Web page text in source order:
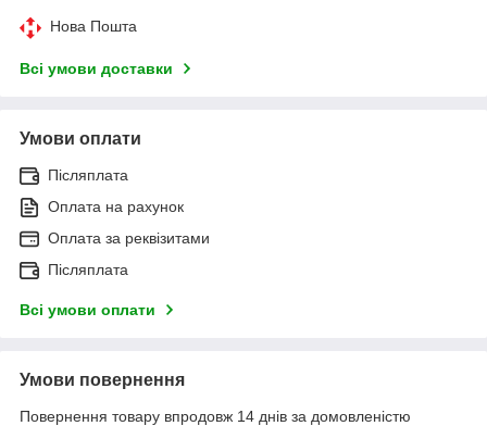
Нова Пошта
Всі умови доставки
Умови оплати
Післяплата
Оплата на рахунок
Оплата за реквізитами
Післяплата
Всі умови оплати
Умови повернення
Повернення товару впродовж 14 днів за домовленістю